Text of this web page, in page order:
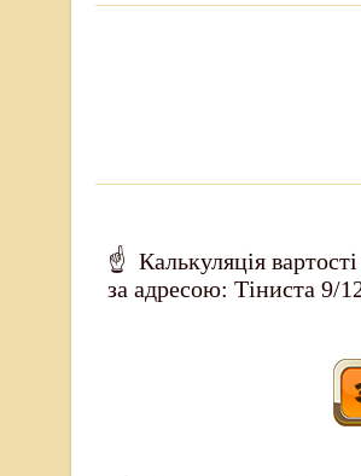
☝ Калькуляція
за адресою: Тіниста 9/